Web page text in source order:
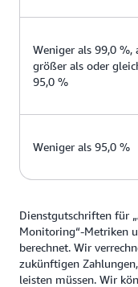
Weniger als 99,0 %,
größer als oder
95,0 %
Weniger als 95,0 %
Dienstgutschriften für
Monitoring“-Metriken
berechnet. Wir
zukünftigen
leisten müssen. Wir